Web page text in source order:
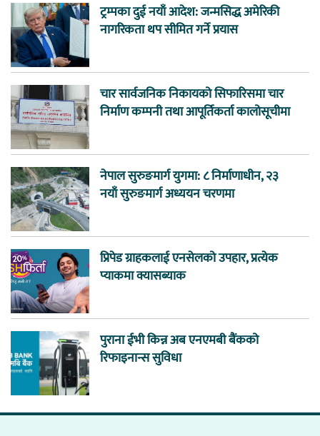
ट्रम्पका दुई नयाँ आदेश: जन्मसिद्ध अमेरिकी
नागरिकता थप सीमित गर्ने प्रयास
चार सार्वजनिक निकायको सिफारिसमा चार
निर्माण कम्पनी तथा आपूर्तिकर्ता कालोसूचीमा
नेपाल सुरुङमार्ग युगमा: ८ निर्माणाधीन, २३
नयाँ सुरुङमार्ग अध्ययन चरणमा
प्रिपेड ग्राहकलाई एनसेलको उपहार, प्रत्येक
प्याकमा क्यासब्याक
पुराना ईभी किन्न अब एनएमबी बैंकको
रिफाइनान्स सुविधा